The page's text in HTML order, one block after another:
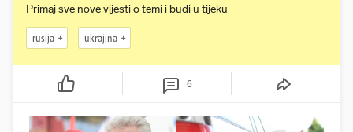
Primaj sve nove vijesti o temi i budi u tijeku
rusija ukrajina
6